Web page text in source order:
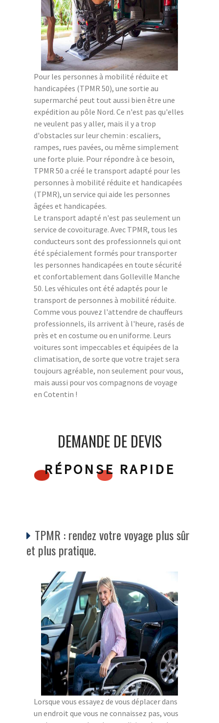
Pour les personnes à mobilité réduite et
handicapées (TPMR 50), une sortie au
supermarché peut tout aussi bien être une
expédition au pôle Nord. Ce n'est pas qu'elles
ne veulent pas y aller, mais il y a trop
d'obstacles sur leur chemin : escaliers,
rampes, rues pavées, ou même simplement
une forte pluie. Pour répondre à ce besoin,
TPMR 50 a créé le transport adapté pour les
personnes à mobilité réduite et handicapées
(TPMR), un service qui aide les personnes
âgées et handicapées.
Le transport adapté n'est pas seulement un
service de covoiturage. Avec TPMR, tous les
conducteurs sont des professionnels qui ont
été spécialement formés pour transporter
les personnes handicapées en toute sécurité
et confortablement dans Golleville Manche
50. Les véhicules ont été adaptés pour le
transport de personnes à mobilité réduite.
Comme vous pouvez l'attendre de chauffeurs
professionnels, ils arrivent à l'heure, rasés de
près et en costume ou en uniforme. Leurs
voitures sont impeccables et équipées de la
climatisation, de sorte que votre trajet sera
toujours agréable, non seulement pour vous,
mais aussi pour vos compagnons de voyage
en Cotentin !
DEMANDE DE DEVIS
RÉPONSE RAPIDE
TPMR : rendez votre voyage plus sûr
et plus pratique.
Lorsque vous essayez de vous déplacer dans
un endroit que vous ne connaissez pas, vous